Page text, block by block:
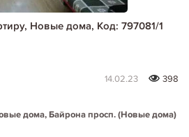
Новые дома, Код: 797081/1
14.02.23
398
дома, Байрона просп. (Новые дома)